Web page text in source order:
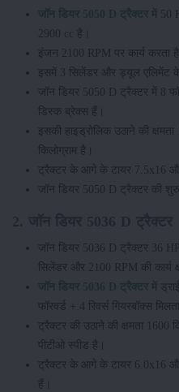
जॉन डियर 5050 D ट्रैक्टर में 50
2900 cc है।
इंजन 2100 RPM पर कार्य करता है।
इसमें 3 सिलेंडर और ड्यूल एलिमेंट के
जॉन डियर 5050 D ट्रैक्टर में 8
डिस्क ब्रेक्स हैं।
इसकी हाइड्रोलिक उठाने की
किलोग्राम है।
ट्रैक्टर के आगे के टायर 7.5x16
जॉन डियर 5050 D ट्रैक्टर की
जॉन डियर 5036 D ट्रैक्टर 36
सिलेंडर और 2100 RPM की कार्य
जॉन डियर 5036 D ट्रैक्टर में
फॉरवर्ड + 4 रिवर्स गियरबॉक्स
ट्रैक्टर की उठाने की क्षमता 1600
पीटीओ स्पीड है।
ट्रैक्टर के आगे के टायर 6.0x16
हैं।